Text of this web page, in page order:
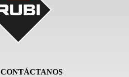
CONTÁCTANOS